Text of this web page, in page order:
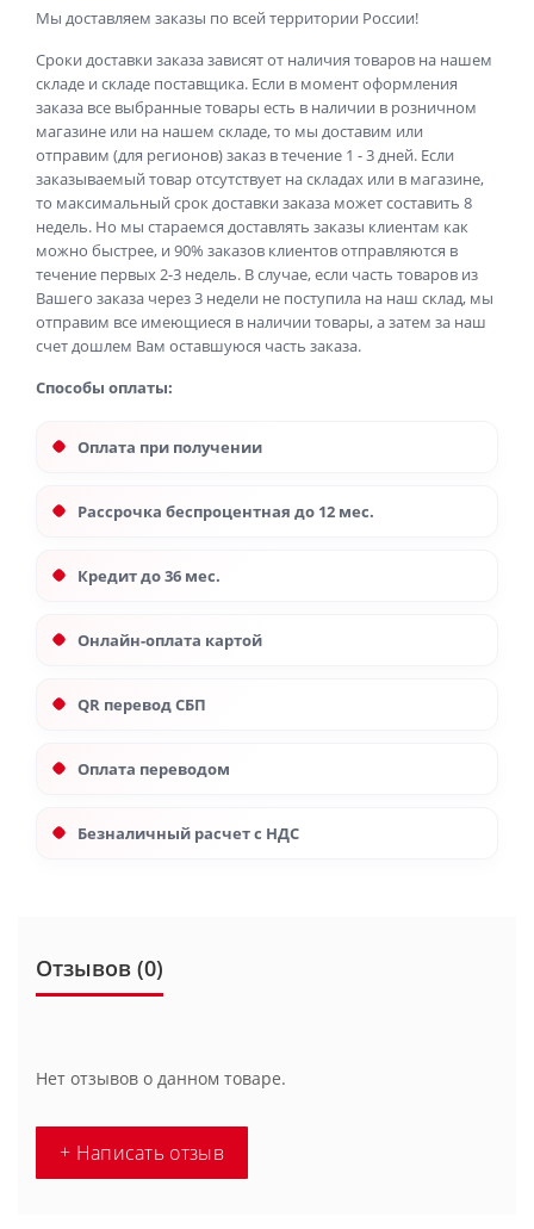
Мы доставляем заказы по всей территории России!
Сроки доставки заказа зависят от наличия товаров на нашем
складе и складе поставщика. Если в момент оформления
заказа все выбранные товары есть в наличии в розничном
магазине или на нашем складе, то мы доставим или
отправим (для регионов) заказ в течение 1 - 3 дней. Если
заказываемый товар отсутствует на складах или в магазине,
то максимальный срок доставки заказа может составить 8
недель. Но мы стараемся доставлять заказы клиентам как
можно быстрее, и 90% заказов клиентов отправляются в
течение первых 2-3 недель. В случае, если часть товаров из
Вашего заказа через 3 недели не поступила на наш склад, мы
отправим все имеющиеся в наличии товары, а затем за наш
счет дошлем Вам оставшуюся часть заказа.
Способы оплаты:
Оплата при получении
Рассрочка беспроцентная до 12 мес.
Кредит до 36 мес.
Онлайн-оплата картой
QR перевод СБП
Оплата переводом
Безналичный расчет с НДС
Отзывов (0)
Нет отзывов о данном товаре.
+ Написать отзыв